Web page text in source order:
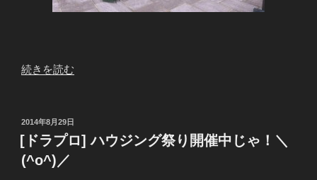
“ド
ロ
で、
ハ
ウ
続きを読む
投
稿
日:
2014年8月29日
[ドラプロ] ハウジング祭り開催中じゃ！＼
(^o^)／